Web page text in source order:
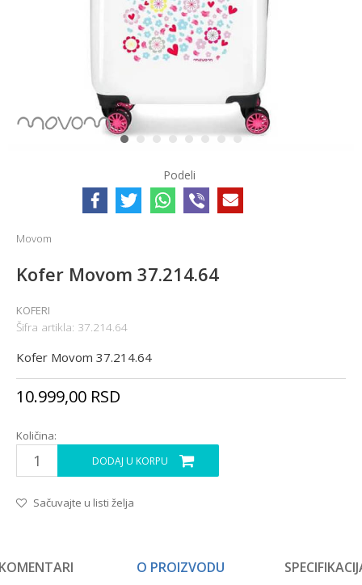
1 2 3 4 5 6 7 8
Podeli
Movom
Kofer Movom 37.214.64
KOFERI
Šifra artikla: 37.214.64
Kofer Movom 37.214.64
10.999,00 RSD
Količina:
DODAJ U KORPU
Sačuvajte u listi želja
O PROIZVODU